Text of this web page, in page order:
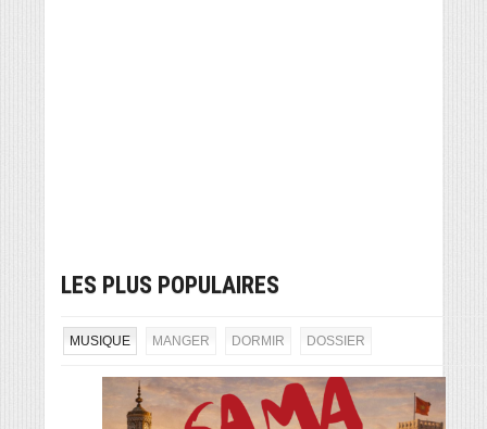
LES PLUS POPULAIRES
MUSIQUE MANGER DORMIR DOSSIER